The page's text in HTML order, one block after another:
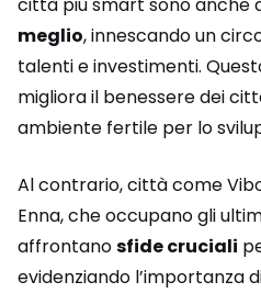
meglio, innescando un
talenti e investimenti.
migliora il benessere dei
ambiente fertile per lo
Al contrario, città come
Enna, che occupano gli
affrontanosfide cruciali
evidenziando l’importanza